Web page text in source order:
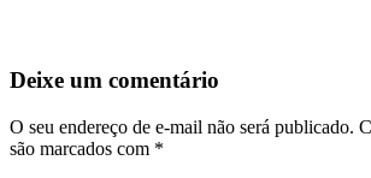
Deixe um comentário
O seu endereço de e-mail não será publicado.
são marcados com *